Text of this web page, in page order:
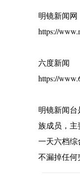
明镜新闻网
https://
六度新闻
https://
明镜新闻
族成员，主
一天六档综
不漏掉任何